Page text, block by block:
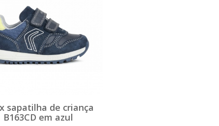
sapatilha de criança
B163CD em azul